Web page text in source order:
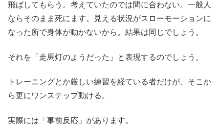
飛ばしてもらう。考えていたのでは間に合わない。一般人
ならそのまま死にます。見える状況がスローモーションに
なった所で身体が動かないから。結果は同じでしょう。
それを「走馬灯のようだった」と表現するのでしょう。
トレーニングとか厳しい練習を経ている者だけが、そこか
ら更にワンステップ動ける。
実際には「事前反応」があります。